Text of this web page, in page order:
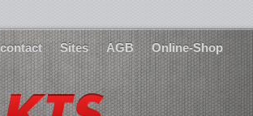
contact Sites AGB Online-Shop